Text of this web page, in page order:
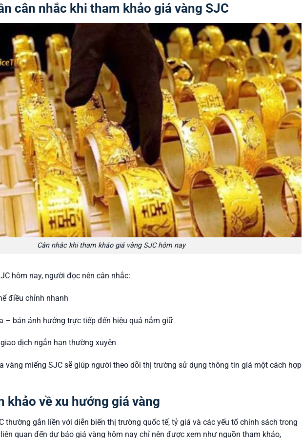
cân nhắc khi tham khảo giá vàng SJC
Cân nhắc khi tham khảo giá vàng SJC hôm nay
hôm nay, người đọc nên cân nhắc:
điều chỉnh nhanh
– bán ảnh hưởng trực tiếp đến hiệu quả nắm giữ
dịch ngắn hạn thường xuyên
vàng miếng SJC sẽ giúp người theo dõi thị trường sử dụng thông tin giá một cách hợp
khảo về xu hướng giá vàng
thường gắn liền với diễn biến thị trường quốc tế, tỷ giá và các yếu tố chính sách trong
quan đến dự báo giá vàng hôm nay chỉ nên được xem như nguồn tham khảo,